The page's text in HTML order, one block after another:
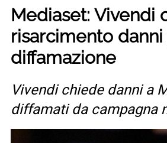
Mediaset: Vivendi
risarcimento
diffamazione
Vivendi chiede danni a
diffamati da campagna